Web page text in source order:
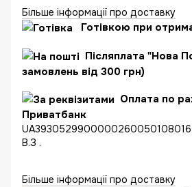
Більше інформації про доставку
Готівкою при
Післяплата "Нова
замовлень від 300 грн)
Оплата по
Приватбанк
В.З .
Більше інформації про доставку